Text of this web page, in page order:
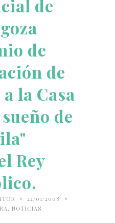
de
de
de
la Casa
de
Rey
• 22/01/2008 •
, NOTICIAS